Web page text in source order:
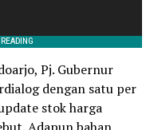
Pj. Gubernur
dengan satu per
stok harga